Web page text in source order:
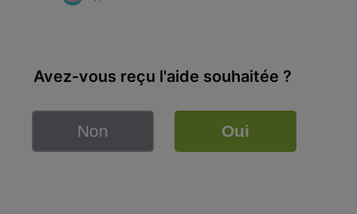
Avez-vous reçu l'aide souhaitée ?
Non Oui